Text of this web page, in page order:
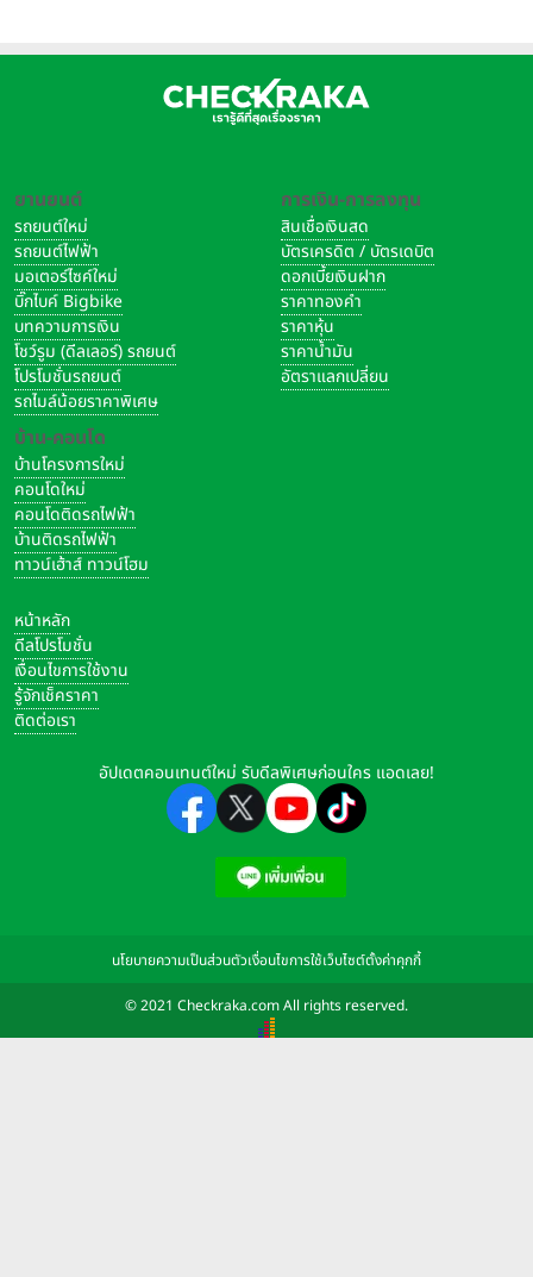
ยานยนต์
รถยนต์ใหม่
รถยนต์ไฟฟ้า
มอเตอร์ไซค์ใหม่
บิ๊กไบค์ Bigbike
บทความการเงิน
โชว์รูม (ดีลเลอร์) รถยนต์
โปรโมชั่นรถยนต์
รถไมล์น้อยราคาพิเศษ
บ้าน-คอนโด
บ้านโครงการใหม่
คอนโดใหม่
คอนโดติดรถไฟฟ้า
บ้านติดรถไฟฟ้า
ทาวน์เฮ้าส์ ทาวน์โฮม
การเงิน-การลงทุน
สินเชื่อเงินสด
บัตรเครดิต / บัตรเดบิต
ดอกเบี้ยเงินฝาก
ราคาทองคำ
ราคาหุ้น
ราคาน้ำมัน
อัตราแลกเปลี่ยน
หน้าหลัก
ดีลโปรโมชั่น
เงื่อนไขการใช้งาน
รู้จักเช็คราคา
ติดต่อเรา
อัปเดตคอนเทนต์ใหม่ รับดีลพิเศษก่อนใคร แอดเลย!
นโยบายความเป็นส่วนตัวเงื่อนไขการใช้เว็บไซต์ตั้งค่าคุกกี้
© 2021 Checkraka.com All rights reserved.